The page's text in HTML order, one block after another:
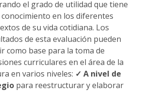
el grado de utilidad que tiene
en los diferentes
de su vida cotidiana. Los
de esta evaluación pueden
como base para la toma de
curriculares en el área de la
en varios niveles: ✓ A nivel de
para reestructurar y elaborar